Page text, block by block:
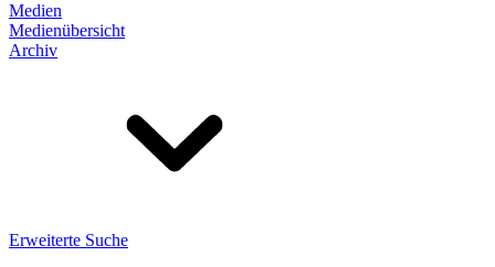
Medien
Medienübersicht
Archiv
Erweiterte Suche